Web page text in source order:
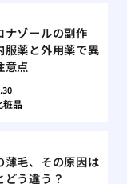
ナゾールの副作
服薬と外用薬で異
意点
粧品
薄毛、その原因は
どう違う？